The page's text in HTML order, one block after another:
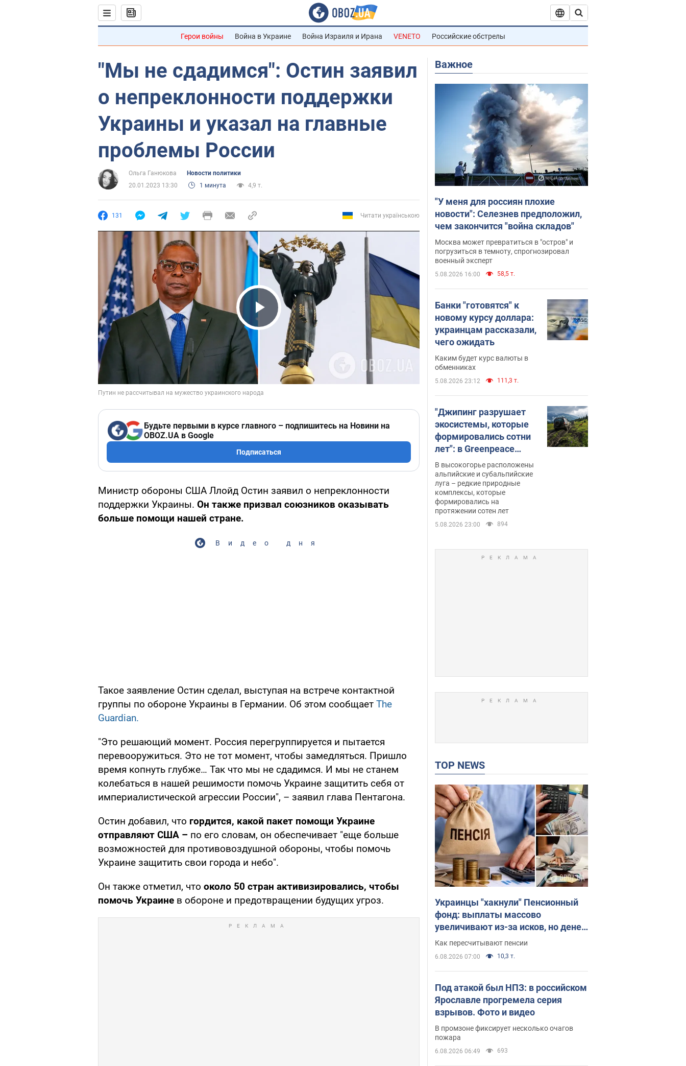
Герои войны Война в Украине Война Израиля и Ирана VENETO Российские обстрелы
"Мы не сдадимся": Остин заявил
о непреклонности поддержки
Украины и указал на главные
проблемы России
Ольга Ганюкова
Новости политики
20.01.2023 13:30
1 минута 4,9 т.
131 Читати українською
Play Video
Будьте первыми в курсе главного – подпишитесь на Новини на
OBOZ.UA в Google
Подписаться
Министр обороны США Ллойд Остин заявил о непреклонности
поддержки Украины. Он также призвал союзников оказывать
больше помощи нашей стране.
Видео дня
Такое заявление Остин сделал, выступая на встрече контактной
группы по обороне Украины в Германии. Об этом сообщает The
Guardian.
"Это решающий момент. Россия перегруппируется и пытается
перевооружиться. Это не тот момент, чтобы замедляться. Пришло
время копнуть глубже… Так что мы не сдадимся. И мы не станем
колебаться в нашей решимости помочь Украине защитить себя от
империалистической агрессии России", – заявил глава Пентагона.
Остин добавил, что гордится, какой пакет помощи Украине
отправляют США – по его словам, он обеспечивает "еще больше
возможностей для противовоздушной обороны, чтобы помочь
Украине защитить свои города и небо".
Он также отметил, что около 50 стран активизировались, чтобы
помочь Украине в обороне и предотвращении будущих угроз.
Важное
"У меня для россиян плохие
новости": Селезнев предположил,
чем закончится "война складов"
Москва может превратиться в "остров" и
погрузиться в темноту, спрогнозировал
военный эксперт
5.08.2026 16:00 58,5 т.
Банки "готовятся" к
новому курсу доллара:
украинцам рассказали,
чего ожидать
Каким будет курс валюты в
обменниках
5.08.2026 23:12 111,3 т.
"Джипинг разрушает
экосистемы, которые
формировались сотни
лет": в Greenpeace
забили тревогу
В высокогорье расположены
альпийские и субальпийские
луга – редкие природные
комплексы, которые
формировались на
протяжении сотен лет
5.08.2026 23:00 894
TOP NEWS
Украинцы "хакнули" Пенсионный
фонд: выплаты массово
увеличивают из-за исков, но денег
не хватает
Как пересчитывают пенсии
6.08.2026 07:00 10,3 т.
Под атакой был НПЗ: в российском
Ярославле прогремела серия
взрывов. Фото и видео
В промзоне фиксирует несколько очагов
пожара
6.08.2026 06:49 693